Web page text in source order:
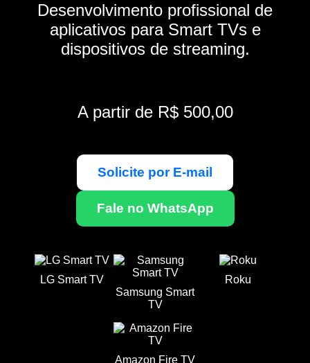
Desenvolvimento profissional de
aplicativos para Smart TVs e
dispositivos de streaming.
A partir de R$ 500,00
Solicite por E-mail
Fale no WhatsApp
LG Smart TV
Samsung Smart
TV
Roku
Amazon Fire TV